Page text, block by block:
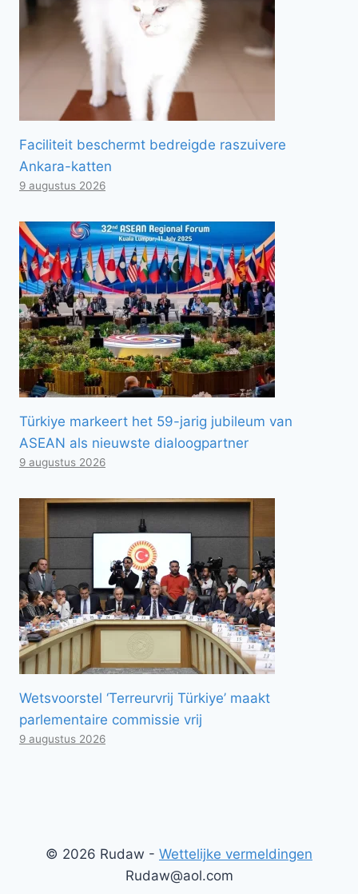
Faciliteit beschermt bedreigde raszuivere
Ankara-katten
9 augustus 2026
Türkiye markeert het 59-jarig jubileum van
ASEAN als nieuwste dialoogpartner
9 augustus 2026
Wetsvoorstel ‘Terreurvrij Türkiye’ maakt
parlementaire commissie vrij
9 augustus 2026
© 2026 Rudaw - Wettelijke vermeldingen
Rudaw@aol.com